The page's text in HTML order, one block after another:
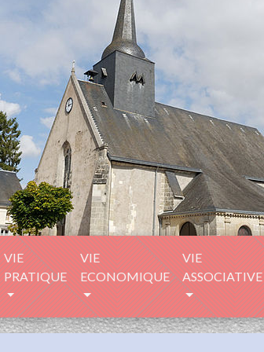
VIE
PRATIQUE
VIE
ECONOMIQUE
VIE
ASSOCIATIVE